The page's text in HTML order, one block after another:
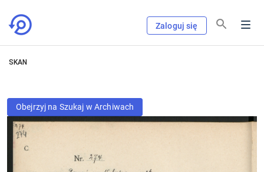
Zaloguj się
SKAN
Obejrzyj na Szukaj w Archiwach